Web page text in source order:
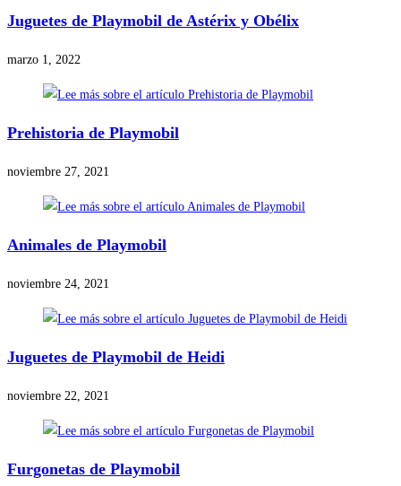
Juguetes de Playmobil de Astérix y Obélix
marzo 1, 2022
Prehistoria de Playmobil
noviembre 27, 2021
Animales de Playmobil
noviembre 24, 2021
Juguetes de Playmobil de Heidi
noviembre 22, 2021
Furgonetas de Playmobil